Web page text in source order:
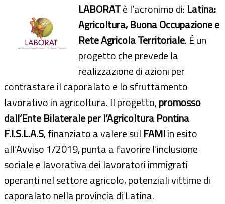
LABORATè l’acronimo di: Latina:
Agricoltura, Buona Occupazione e
Rete Agricola Territoriale. È un
progetto che prevede la
realizzazione di azioni per
contrastare il caporalato e lo sfruttamento
lavorativo in agricoltura. Il progetto,promosso
dall’Ente Bilaterale per l’Agricoltura Pontina
F.I.S.L.A.S, finanziato a valere sul FAMIin esito
all’Avviso 1/2019, punta a favorire l’inclusione
sociale e lavorativa dei lavoratori immigrati
operanti nel settore agricolo, potenziali vittime di
caporalato nella provincia di Latina.